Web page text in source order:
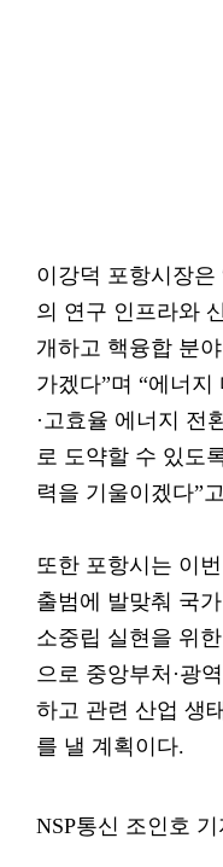
이강덕 포항시장은
의 연구 인프라와
개하고 핵융합 분
가겠다”며 “에너
·고효율 에너지 전
로 도약할 수 있도
력을 기울이겠다”
또한 포항시는 이
출범에 발맞춰 국
소중립 실현을 위
으로 중앙부처·광
하고 관련 산업 생
를 낼 계획이다.
NSP통신 조인호 기